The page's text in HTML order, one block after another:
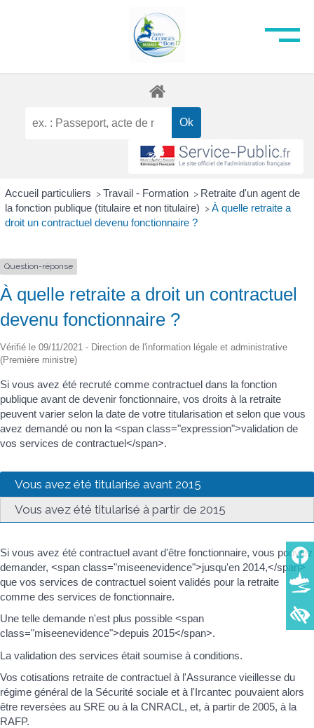
Accueil particuliers > Travail - Formation > Retraite d'un agent de
la fonction publique (titulaire et non titulaire) > À quelle retraite a
droit un contractuel devenu fonctionnaire ?
Question-réponse
À quelle retraite a droit un contractuel
devenu fonctionnaire ?
Vérifié le 09/11/2021 - Direction de l'information légale et administrative
(Première ministre)
Si vous avez été recruté comme contractuel dans la fonction
publique avant de devenir fonctionnaire, vos droits à la retraite
peuvent varier selon la date de votre titularisation et selon que vous
avez demandé ou non la <span class="expression">validation de
vos services de contractuel</span>.
Vous avez été titularisé avant 2015
Vous avez été titularisé à partir de 2015
Si vous avez été contractuel avant d'être fonctionnaire, vous pouviez
demander, <span class="miseenevidence">jusqu'en 2014,</span>
que vos services de contractuel soient validés pour la retraite
comme des services de fonctionnaire.
Une telle demande n'est plus possible <span
class="miseenevidence">depuis 2015</span>.
La validation des services était soumise à conditions.
Vos cotisations retraite de contractuel à l'Assurance vieillesse du
régime général de la Sécurité sociale et à l'Ircantec pouvaient alors
être reversées au SRE ou à la CNRACL, et, à partir de 2005, à la
RAFP.